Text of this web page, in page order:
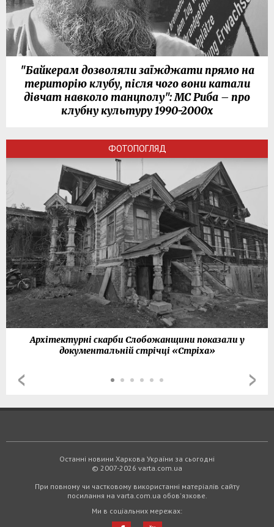
"Байкерам дозволяли заїжджати прямо на
територію клубу, після чого вони катали
дівчат навколо танцполу": МС Риба – про
клубну культуру 1990-2000х
ФОТОПОГЛЯД
Архітектурні скарби Слобожанщини показали у
документальній стрічці «Стріха»
Останні новини Харкова України за сьогодні
© 2007-2026 varta.com.ua
При повному чи частковому використанні матеріалів сайту
посилання на varta.com.ua обов'язкове.
Ми в соціальних мережах: